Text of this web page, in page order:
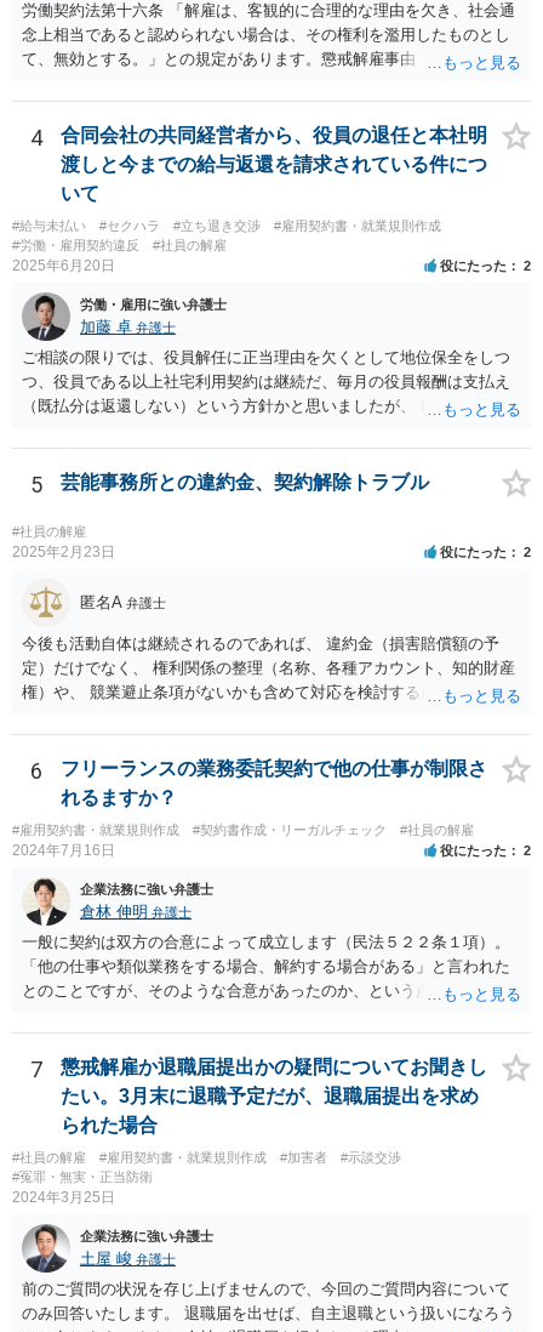
労働契約法第十六条 「解雇は、客観的に合理的な理由を欠き、社会通
念上相当であると認められない場合は、その権利を濫用したものとし
て、無効とする。」との規定があります。懲戒解雇事由（通常就業規
けでは判断できませんが、解雇無効を争う余地はあるように思いま
す。 使用者の態度から見て交渉での解決は難しく、労働審判や訴訟
手続で争う必要があると思います。 なるべく早く、弁護士にご相談
されることをおすすめします。
4
合同会社の共同経営者から、役員の退任と本社明
渡しと今までの給与返還を請求されている件につ
いて
#給与未払い #セクハラ #立ち退き交渉
#雇用契約書・就業規則作成
#労働・雇用契約違反
#社員の解雇
2025年6月20日 役にたった 2
労働・雇用に強い弁護士
加藤 卓 弁護士
ご相談の限りでは、役員解任に正当理由を欠くとして地位保全をしつ
つ、役員である以上社宅利用契約は継続だ、毎月の役員報酬は支払え
（既払分は返還しない）という方針かと思いましたが、 既に訴訟を提
連絡を入れて具体的な相談をした方がよいと思いますよ。手元キャッ
シュのあるなしによって保全処分も必要になりそうです。 訴状の内
は合同会社所有か？賃貸？、使用料支払はゼロ？それとも一旦報酬と
して３０万円支給されてそこから払っている？）くらいがあれば、御
5 芸能事務所との違約金、契約解除トラブル
#社員の解雇
2025年2月23日 役にたった 2
匿名A 弁護士
今後も活動自体は継続されるのであれば、 違約金（損害賠償額の予
定）だけでなく、 権利関係の整理（名称、各種アカウント、知的財産
権）や、 競業避止条項がないかも含めて対応を検討する必要がありま
以上、 基本的には損害賠償額の予定は有効です。 相手方に債務の不履
行があるということであれば、 その部分を主張できるかを検討するこ
ととなります。
6
フリーランスの業務委託契約で他の仕事が制限さ
れるますか？
#雇用契約書・就業規則作成 #契約書作成・リーガルチェック #社員の解雇
2024年7月16日 役にたった 2
企業法務に強い弁護士
倉林 伸明 弁護士
一般に契約は双方の合意によって成立します（民法５２２条１項）。
「他の仕事や類似業務をする場合、解約する場合がある」と言われた
とのことですが、そのような合意があったのか、という点を最初に確
ったのではないでしょうか。 また、フリーランスの方との取引で、
「紙の書面で契約締結を行っているのは全体の4割弱にとどまってい
る」との報告もあります（「フリーランス白書２０２０」）。「トラ
ブルが発生している取引の45.5%が口頭による契約締結であり、口約
束の横行がトラブルを生じやすくしている」とも。（同） 詳しくお話
を伺う必要がありますが、”言われた”ということで、もしかしたら書面
で契約を締結していないのかもしれません。契約書がないためにトラ
ブルが生じることは上記のとおり珍しくありません。 もし契約書がな
いようでしたら、ご自身の権利を守り義務の範囲を明確にするため、
契約書を作成することをお勧めします。 契約書の支援について、弁護
士にご相談されるのもお勧めです。
7
懲戒解雇か退職届提出かの疑問についてお聞きし
たい。3月末に退職予定だが、退職届提出を求め
られた場合
#社員の解雇 #雇用契約書・就業規則作成 #加害者
#示談交渉
#冤罪・無実・正当防衛
2024年3月25日
企業法務に強い弁護士
土屋 峻 弁護士
前のご質問の状況を存じ上げませんので、今回のご質問内容について
のみ回答いたします。 退職届を出せば、自主退職という扱いになろう